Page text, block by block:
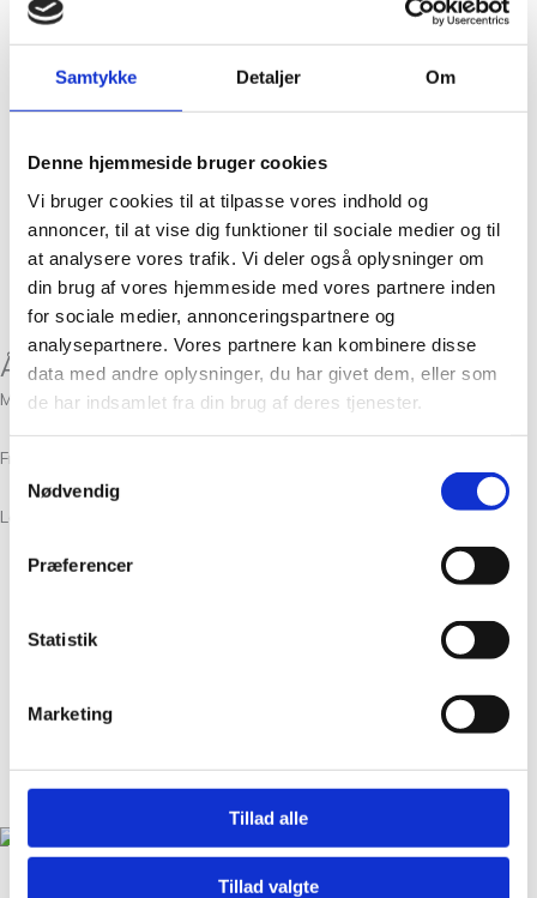
Samtykke Detaljer Om
Denne hjemmeside bruger cookies
Vi bruger cookies til at tilpasse vores indhold og
annoncer, til at vise dig funktioner til sociale medier og til
at analysere vores trafik. Vi deler også oplysninger om
din brug af vores hjemmeside med vores partnere inden
for sociale medier, annonceringspartnere og
analysepartnere. Vores partnere kan kombinere disse
data med andre oplysninger, du har givet dem, eller som
de har indsamlet fra din brug af deres tjenester.
Nødvendig
Præferencer
Statistik
Marketing
Tillad alle
Tillad valgte
Julen med Maileg23 Produkter
Hårspænder fra Pico12 Produkter
Gavekort14 Produkter
Åbningstider
Man-Tors: 10.00 – 17.30
Fredag: 10.00 – 18.00
Lørdag: 10.00 – 15.00
Kontakt
Handelsbetingelser
GDPR